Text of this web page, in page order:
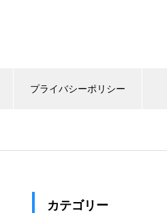
プライバシーポリシー
カテゴリー